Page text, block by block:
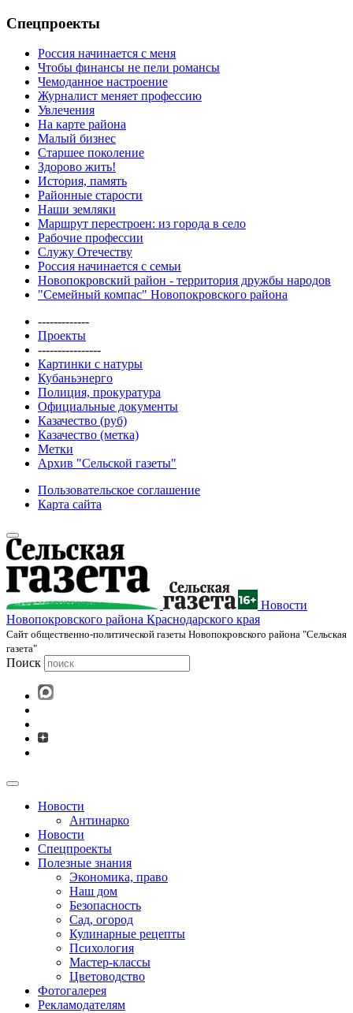
Спецпроекты
Россия начинается с меня
Чтобы финансы не пели романсы
Чемоданное настроение
Журналист меняет профессию
Увлечения
На карте района
Малый бизнес
Старшее поколение
Здорово жить!
История, память
Районные старости
Наши земляки
Маршрут перестроен: из города в село
Рабочие профессии
Служу Отечеству
Россия начинается с семьи
Новопокровский район - территория дружбы народов
"Семейный компас" Новопокровского района
-------------
Проекты
----------------
Картинки с натуры
Кубаньэнерго
Полиция, прокуратура
Официальные документы
Казачество (руб)
Казачество (метка)
Метки
Архив "Сельской газеты"
Пользовательское соглашение
Карта сайта
Новости
Новопокровского района Краснодарского края
Cайт общественно-политической газеты Новопокровского района "Сельская
газета"
Поиск
Новости
Антинарко
Новости
Спецпроекты
Полезные знания
Экономика, право
Наш дом
Безопасность
Сад, огород
Кулинарные рецепты
Психология
Мастер-классы
Цветоводство
Фотогалерея
Рекламодателям